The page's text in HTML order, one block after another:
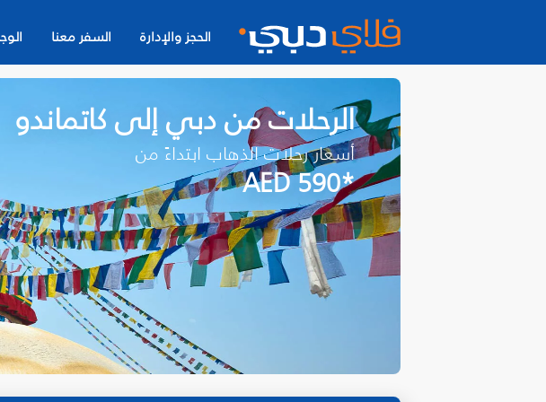
الحجز والإدارة السفر معنا
الرحلات من دبي إلى كاتماندو
أسعار رحلات الذهاب ابتداءً من
*AED 590